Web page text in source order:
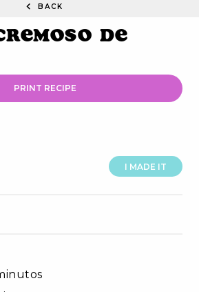
BACK
de
PRINT RECIPE
I MADE IT